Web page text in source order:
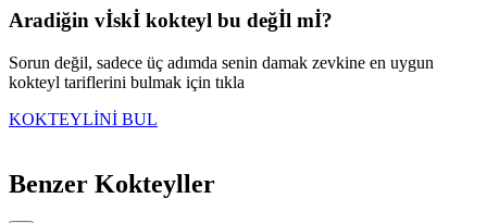
Aradiğin vİskİ kokteyl bu değİl mİ?
Sorun değil, sadece üç adımda senin damak zevkine en uygun
kokteyl tariflerini bulmak için tıkla
KOKTEYLİNİ BUL
Benzer Kokteyller